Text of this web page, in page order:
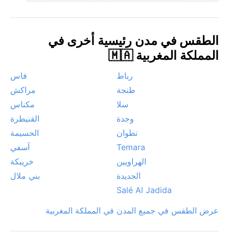
الطقس في مدن رئيسية أخرى في
المملكة المغربية 🇲🇦
رباط
فاس
طنجة
مراكش
سلا
مكناس
وجدة
القنيطرة
تطوان
الحسيمة
Temara
آسفي
الهراويين
خريبكة
الجديدة
بني ملال
Salé Al Jadida
عرض الطقس في جميع المدن في المملكة المغربية